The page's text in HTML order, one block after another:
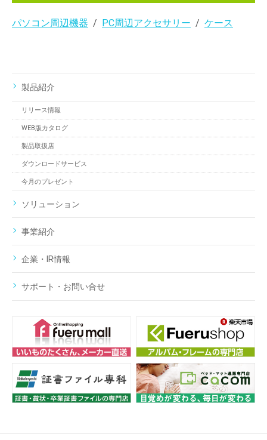
パソコン周辺機器 PC周辺アクセサリー ケース
製品紹介
リリース情報
WEB版カタログ
製品取扱店
ダウンロードサービス
今月のプレゼント
ソリューション
事業紹介
企業・IR情報
サポート・お問い合せ